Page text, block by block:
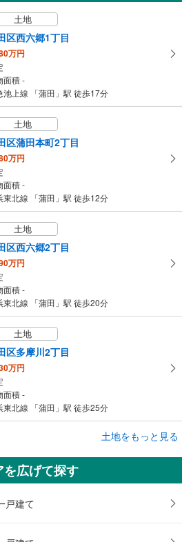
面積 68.84m 2
東北線 「蒲田」駅 徒歩20分
土地
区西六郷1丁目
万円
面積 -
池上線 「蒲田」駅 徒歩17分
土地
区蒲田本町2丁目
万円
面積 -
東北線 「蒲田」駅 徒歩12分
土地
区西六郷2丁目
万円
面積 -
東北線 「蒲田」駅 徒歩20分
土地
区多摩川2丁目
万円
面積 -
東北線 「蒲田」駅 徒歩25分
区西蒲田1丁目
万円
面積 -
土地をもっと見る
広げて探す
戸建て